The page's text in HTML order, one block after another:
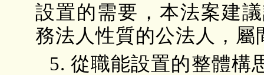
設置的需要，本法案建
務法人性質的公法人，屬
5. 從職能設置的整體構